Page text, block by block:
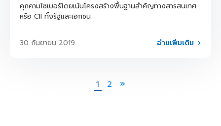
คุกคามไซเบอร์โดยเน้นโครงสร้างพื้นฐานสำคัญทางสารสนเทศ
หรือ CII ทั้งรัฐและเอกชน
30 กันยายน 2019 อ่านเพิ่มเติม
1 2